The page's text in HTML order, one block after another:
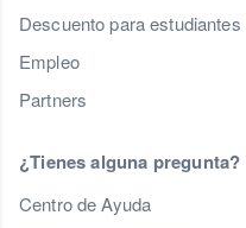
Descuento para estudiantes
Empleo
Partners
¿Tienes alguna pregunta?
Centro de Ayuda